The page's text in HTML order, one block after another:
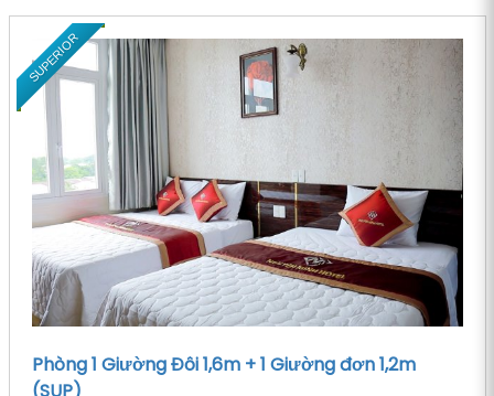
SUPERIOR
Phòng 1 Giường Đôi 1,6m + 1 Giường đơn 1,2m
(SUP)